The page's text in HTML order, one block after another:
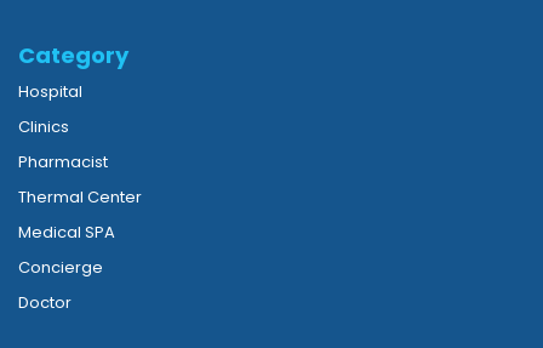
Category
Hospital
Clinics
Pharmacist
Thermal Center
Medical SPA
Concierge
Doctor